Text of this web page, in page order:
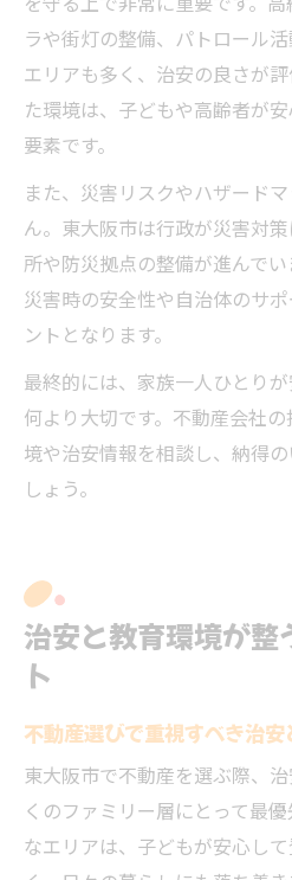
ラや街灯の整備、パトロール
エリアも多く、治安の良さが
た環境は、子どもや高齢者が
要素です。
また、災害リスクやハザード
ん。東大阪市は行政が災害対
所や防災拠点の整備が進んでい
災害時の安全性や自治体のサ
ントとなります。
最終的には、家族一人ひとり
何より大切です。不動産会社
境や治安情報を相談し、納得
しょう。
治安と教育環境が整
ト
不動産選びで重視すべき治
東大阪市で不動産を選ぶ際、
くのファミリー層にとって最
なエリアは、子どもが安心し